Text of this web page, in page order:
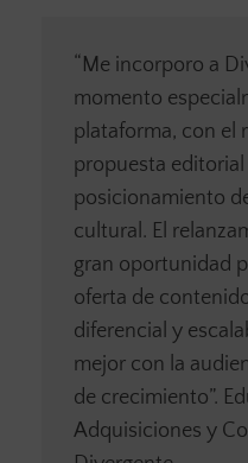
“Me incorporo a
momento
plataforma, con el
propuesta editorial
posicionamiento
cultural. El
gran oportunidad
oferta de
diferencial y
mejor con la
de crecimiento”.
Adquisiciones y